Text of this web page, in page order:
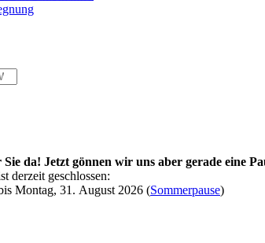
da! Jetzt gönnen wir uns aber gerade eine
derzeit geschlossen:
Montag, 31. August 2026 (Sommerpause)